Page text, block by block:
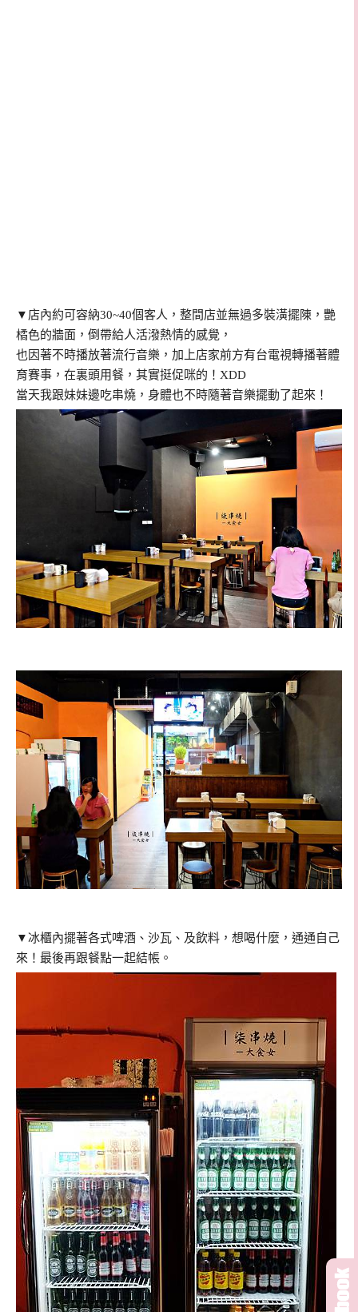
▼店內約可容納30~40個客人，整間店並無過多裝潢擺陳，艷
橘色的牆面，倒帶給人活潑熱情的感覺，
也因著不時播放著流行音樂，加上店家前方有台電視轉播著體
育賽事，在裏頭用餐，其實挺促咪的！XDD
當天我跟妹妹邊吃串燒，身體也不時隨著音樂擺動了起來！
▼冰櫃內擺著各式啤酒、沙瓦、及飲料，想喝什麼，通通自己
來！最後再跟餐點一起結帳。